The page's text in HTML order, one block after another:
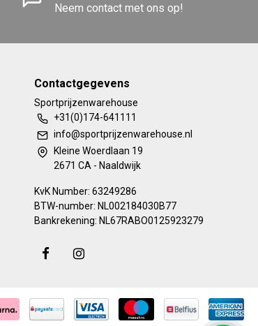
Neem contact met ons op!
Contactgegevens
Sportprijzenwarehouse
+31(0)174-641111
info@sportprijzenwarehouse.nl
Kleine Woerdlaan 19
2671 CA - Naaldwijk
KvK Number: 63249286
BTW-number: NL002184030B77
Bankrekening: NL67RABO0125923279